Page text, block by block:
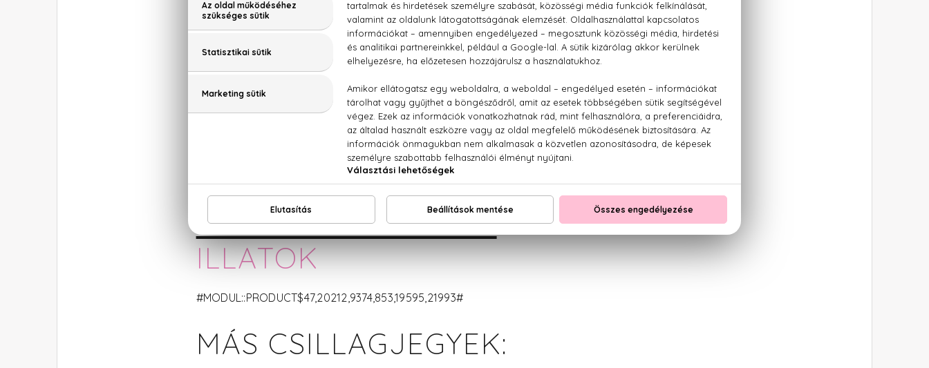
valamely szigorúan előírt programot s még kevésbé azt, hogy az idő rabszolgája legyen.
Sokoldalúsága révén mégis elbűvölő még akkor is, ha sok mindenbe belekezd, de türelmetlenségében
semmit sem fejez be. Esetleges kudarcai nagyon lehangolják és önváddal telítik. Ragyogó ötletei
révén hamar érvényesül, de mert nem kitartó és hamar elunja magát, gyakran változtatja a
munkahelyét.
Az Ikrek szülötte afféle örökmozgó. Hirtelen cikázik egyik embertől a másikig, áttér egyik
tevékenységétől a másikra, mintha egyetlen nap alatt egész életet akarna leélni.
Érzelmi életében ő az örök szerelmes típus. Nem veti meg az új kalandokat. De mert a
szentimentalizmus nem kenyere, nem a nők jelentik számára a legfontosabbat. Annak ellenére, hogy
rámenős, közelsége sosem fárasztó.
AJÁNLAT URAKNAK:AROMÁS
ILLATOK
#MODUL::PRODUCT$47,20212,9374,853,19595,21993#
MÁS CSILLAGJEGYEK: